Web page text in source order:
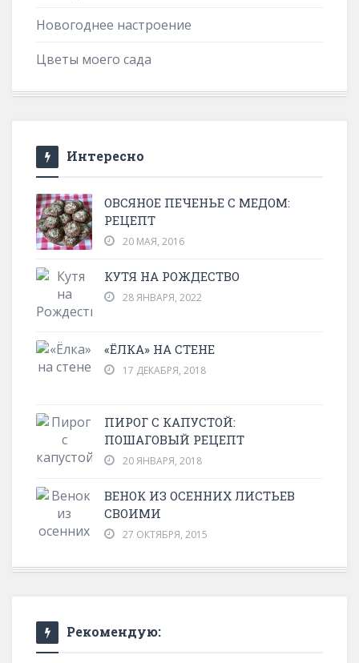
Новогоднее настроение
Цветы моего сада
Интересно
ОВСЯНОЕ ПЕЧЕНЬЕ С МЕДОМ:
РЕЦЕПТ
20 МАЯ, 2016
КУТЯ НА РОЖДЕСТВО
28 ЯНВАРЯ, 2022
«ЁЛКА» НА СТЕНЕ
17 ДЕКАБРЯ, 2018
ПИРОГ С КАПУСТОЙ:
ПОШАГОВЫЙ РЕЦЕПТ
20 ЯНВАРЯ, 2018
ВЕНОК ИЗ ОСЕННИХ ЛИСТЬЕВ
СВОИМИ
27 ОКТЯБРЯ, 2015
Рекомендую: